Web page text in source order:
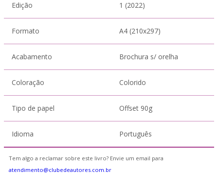
Edição 1 (2022)
Formato A4 (210x297)
Acabamento Brochura s/ orelha
Coloração Colorido
Tipo de papel Offset 90g
Idioma Português
Tem algo a reclamar sobre este livro? Envie um email para
atendimento@clubedeautores.com.br